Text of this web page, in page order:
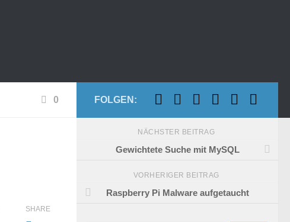
0
SHARE
FOLGEN:
NÄCHSTER BEITRAG
Gewichtete Suche mit MySQL
VORHERIGER BEITRAG
Raspberry Pi Malware aufgetaucht